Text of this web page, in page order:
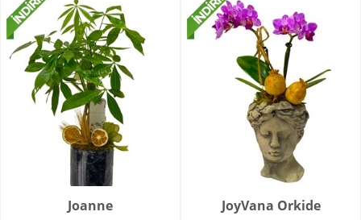
Joanne JoyVana Orkide